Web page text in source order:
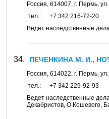
Россия, 614007, г. Пермь, ул.
тел.:
+7 342 216-72-20
Ведет наследственные
ПЕЧЕНКИНА М. И.,
Россия, 614022, г. Пермь, ул.
тел.:
+7 342 229-92-93
Ведет наследственные
Декабристов, О.Кошевого,